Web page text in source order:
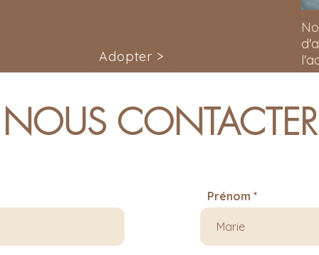
Adopter >
NOUS CONTACTER
Prénom